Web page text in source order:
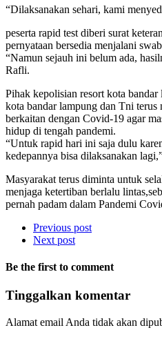
“Dilaksanakan sehari, kami
peserta rapid test diberi surat
pernyataan bersedia menjalani
“Namun sejauh ini belum ada,
Rafli.
Pihak kepolisian resort kota bandar
kota bandar lampung dan Tni terus
berkaitan dengan Covid-19 agar
hidup di tengah pandemi.
“Untuk rapid hari ini saja dulu
kedepannya bisa dilaksanakan
Masyarakat terus diminta untuk
menjaga ketertiban berlalu
pernah padam dalam Pandemi
Previous post
Next post
Be the first to comment
Tinggalkan komentar
Alamat email Anda tidak akan